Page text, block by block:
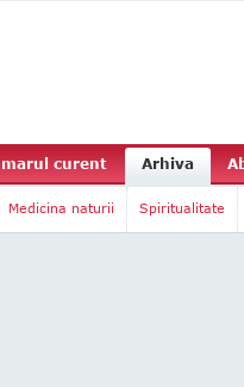
curent Arhiva
Medicina naturii Spiritualitate